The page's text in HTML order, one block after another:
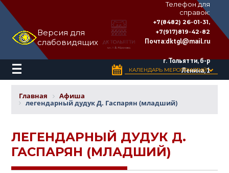
Версия для
слабовидящих
ДВОРЕЦ
КУЛЬТУРЫ
«ТОЛЬЯТТИ»
имени
Телефон для
справок:
+7(8482) 26-01-31,
+7(917)819-42-82
Почта:dktgl@mail.ru
г. Тольятти, б-р
Ленина, 1
КАЛЕНДАРЬ МЕРОПРИЯТИЙ
Главная Афиша
легендарный дудук Д. Гаспарян (младший)
ЛЕГЕНДАРНЫЙ ДУДУК Д.
ГАСПАРЯН (МЛАДШИЙ)